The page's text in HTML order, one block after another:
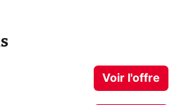
Voir l'offre